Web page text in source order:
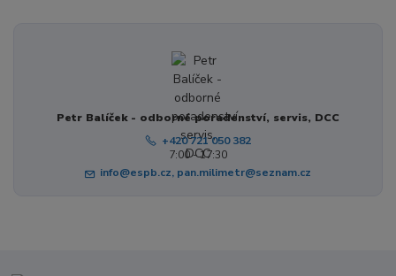
Petr Balíček - odborné poradenství, servis, DCC
+420 721 050 382
7:00 - 17:30
info@espb.cz, pan.milimetr@seznam.cz